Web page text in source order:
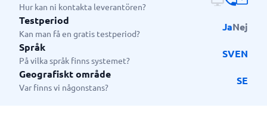
Hur kan ni kontakta leverantören?
Testperiod
Kan man få en gratis testperiod?
JaNej
Språk
På vilka språk finns systemet?
SVEN
Geografiskt område
Var finns vi någonstans?
SE